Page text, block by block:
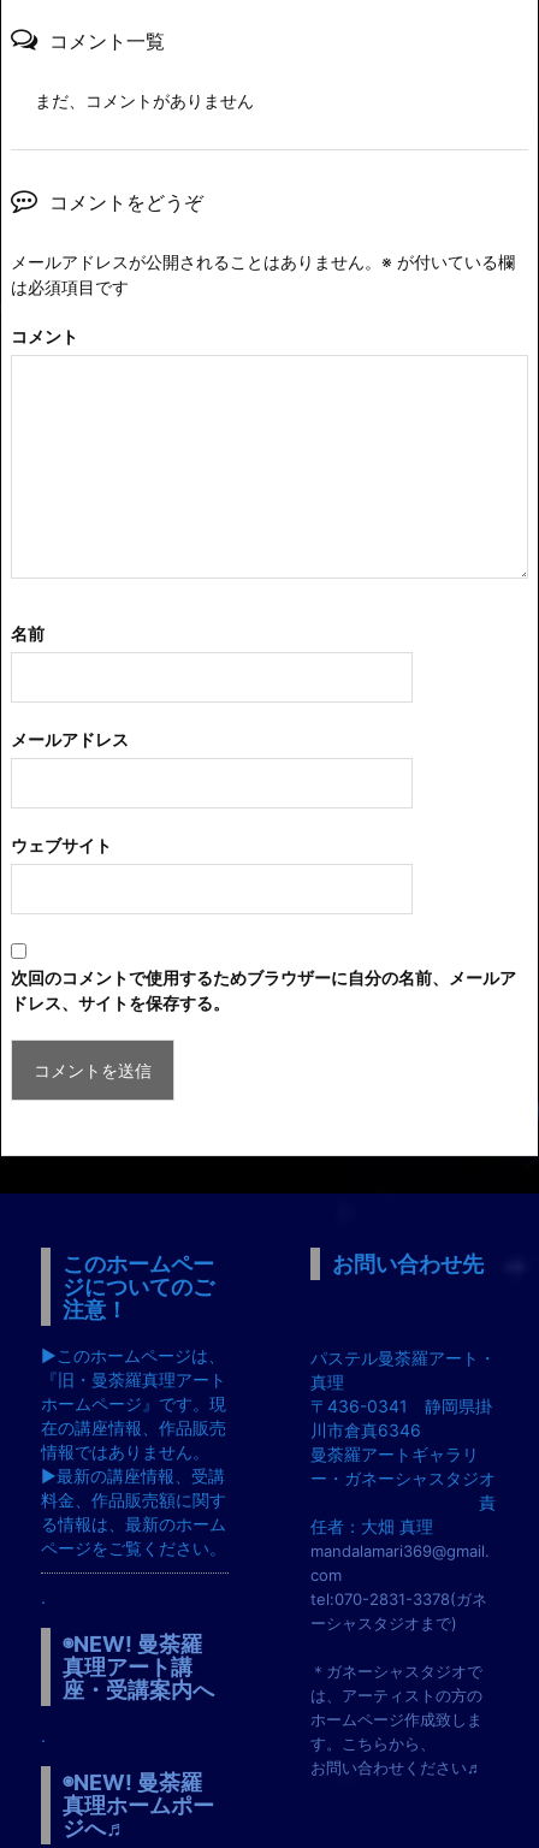
コメント一覧
まだ、コメントがありません
コメントをどうぞ
メールアドレスが公開されることはありません。 ※ が付いている欄
は必須項目です
コメント
名前
メールアドレス
ウェブサイト
次回のコメントで使用するためブラウザーに自分の名前、メールア
ドレス、サイトを保存する。
このホームペー
ジについてのご
注意！
▶︎このホームページは、
『旧・曼荼羅真理アート
ホームページ』です。現
在の講座情報、作品販売
情報ではありません。
▶︎最新の講座情報、受講
料金、作品販売額に関す
る情報は、最新のホーム
ページをご覧ください。
.
◉NEW! 曼荼羅
真理アート講
座・受講案内へ
.
◉NEW! 曼荼羅
真理ホームポー
ジへ♬
お問い合わせ先
パステル曼荼羅アート・
真理
〒436-0341 静岡県掛
川市倉真6346
曼荼羅アートギャラリ
ー・ガネーシャスタジオ
責
任者：大畑 真理
mandalamari369@gmail.
com
tel:070-2831-3378(ガネ
ーシャスタジオまで)
＊ガネーシャスタジオで
は、アーティストの方の
ホームページ作成致しま
す。こちらから、
お問い合わせください♬